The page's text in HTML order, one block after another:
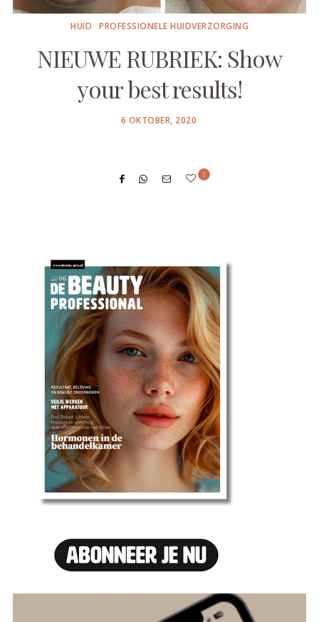
HUID PROFESSIONELE HUIDVERZORGING
NIEUWE RUBRIEK: Show
your best results!
POSTED
6 OKTOBER, 2020
1